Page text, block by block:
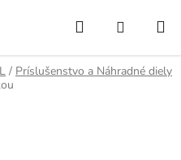
Hľadať
KOŠÍK
/ Príslušenstvo a Náhradné diely